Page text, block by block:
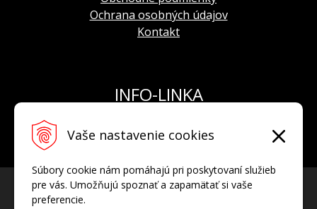
Vaše nastavenie cookies
Súbory cookie nám pomáhajú pri poskytovaní služieb
pre vás. Umožňujú spoznať a zapamätať si vaše
preferencie.
Ochrana osobných údajov
Kontakt
INFO-LINKA
E-mail:info@hodinkyvostok.sk